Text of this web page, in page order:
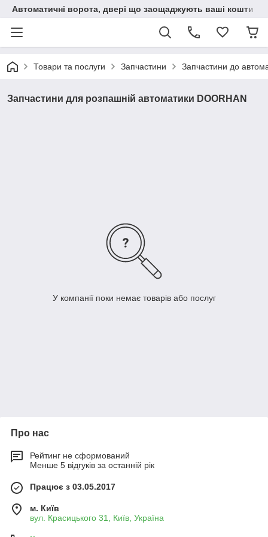
Автоматичні ворота, двері що заощаджують ваші кошти
Товари та послуги Запчастини Запчастини до
Запчастини для розпашній автоматики DOORHAN
У компанії поки немає товарів або послуг
Про нас
Рейтинг не сформований
Менше 5 відгуків за останній рік
Працює з 03.05.2017
м. Київ
вул. Красицького 31, Київ, Україна